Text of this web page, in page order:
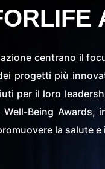
centrano il
progetti più
per il loro
Well-Being
la salute